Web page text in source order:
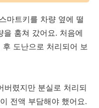
마트키를 차량 옆에 떨
을 훔쳐 갔어요. 처음에
도난으로 처리되어 보
버렸지만 분실로 처리되
전액 부담해야 했어요.